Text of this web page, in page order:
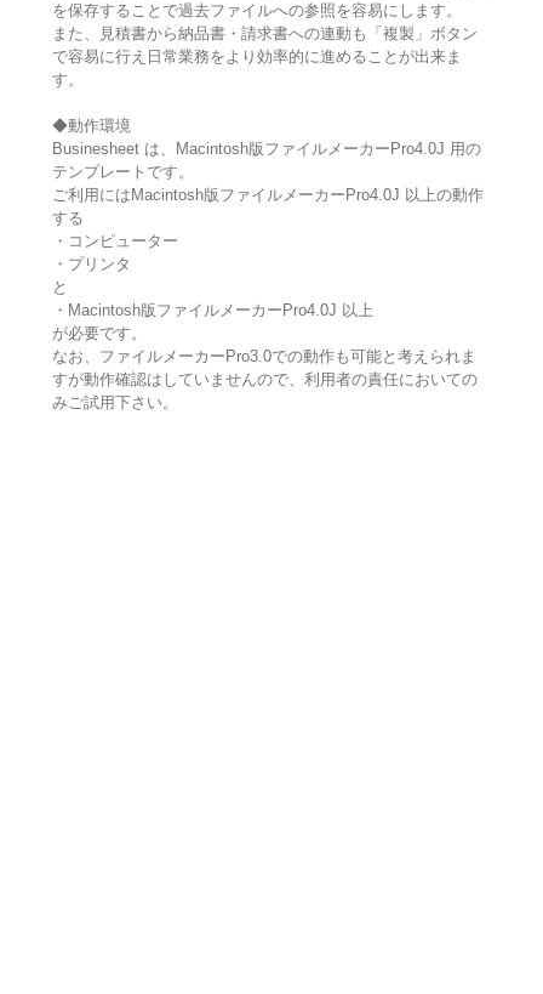
を保存することで過去ファイルへの参照を容易にします。
また、見積書から納品書・請求書への連動も「複製」ボタン
で容易に行え日常業務をより効率的に進めることが出来ま
す。
◆動作環境
Businesheet は、Macintosh版ファイルメーカーPro4.0J 用の
テンプレートです。
ご利用にはMacintosh版ファイルメーカーPro4.0J 以上の動作
する
・コンピューター
・プリンタ
と
・Macintosh版ファイルメーカーPro4.0J 以上
が必要です。
なお、ファイルメーカーPro3.0での動作も可能と考えられま
すが動作確認はしていませんので、利用者の責任においての
みご試用下さい。